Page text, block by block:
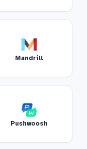
Mandrill
Pushwoosh